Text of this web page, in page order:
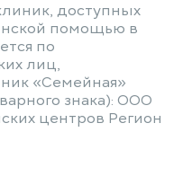
доступных
помощью в
по
лиц,
«Семейная»
знака): ООО
центров Регион